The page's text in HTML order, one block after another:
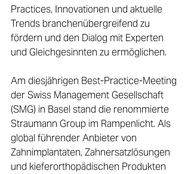
Practices, Innovationen und aktuelle
Trends branchenübergreifend zu
fördern und den Dialog mit Experten
und Gleichgesinnten zu ermöglichen.
Am diesjährigen Best-Practice-Meeting
der Swiss Management Gesellschaft
(SMG) in Basel stand die renommierte
Straumann Group im Rampenlicht. Als
global führender Anbieter von
Zahnimplantaten, Zahnersatzlösungen
und kieferorthopädischen Produkten